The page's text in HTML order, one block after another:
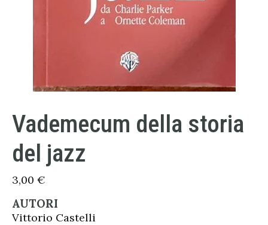
Vademecum della storia
del jazz
3,00 €
AUTORI
Vittorio Castelli